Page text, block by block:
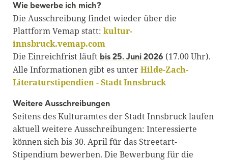
Wie bewerbe ich mich?
Die Ausschreibung findet wieder über die
Plattform Vemap statt: kultur-
innsbruck.vemap.com
Die Einreichfrist läuft bis 25. Juni 2026 (17.00 Uhr).
Alle Informationen gibt es unterHilde-Zach-
Literaturstipendien - Stadt Innsbruck
Weitere Ausschreibungen
Seitens des Kulturamtes der Stadt Innsbruck laufen
aktuell weitere Ausschreibungen: Interessierte
können sich bis 30. April für das Streetart-
Stipendium bewerben. Die Bewerbung für die